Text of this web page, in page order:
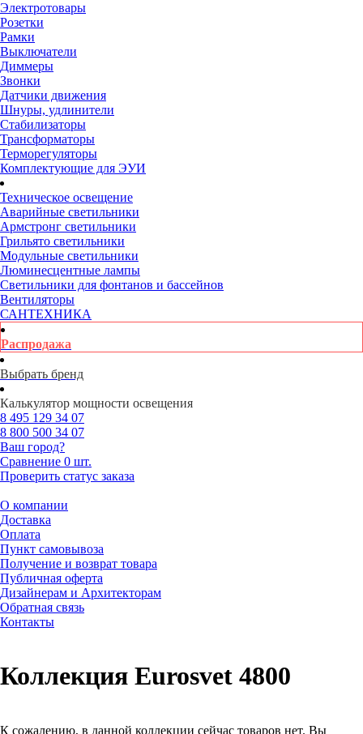
Электротовары
Розетки
Рамки
Выключатели
Диммеры
Звонки
Датчики движения
Шнуры, удлинители
Стабилизаторы
Трансформаторы
Терморегуляторы
Комплектующие для ЭУИ
Техническое освещение
Аварийные светильники
Армстронг светильники
Грильято светильники
Модульные светильники
Люминесцентные лампы
Светильники для фонтанов и бассейнов
Вентиляторы
САНТЕХНИКА
Распродажа
Выбрать бренд
Калькулятор мощности освещения
8 495 129 34 07
8 800 500 34 07
Ваш город?
Сравнение 0 шт.
Проверить статус заказа
О компании
Доставка
Оплата
Пункт самовывоза
Получение и возврат товара
Публичная оферта
Дизайнерам и Архитекторам
Обратная связь
Контакты
Коллекция Eurosvet 4800
К сожалению, в данной коллекции сейчас товаров нет. Вы